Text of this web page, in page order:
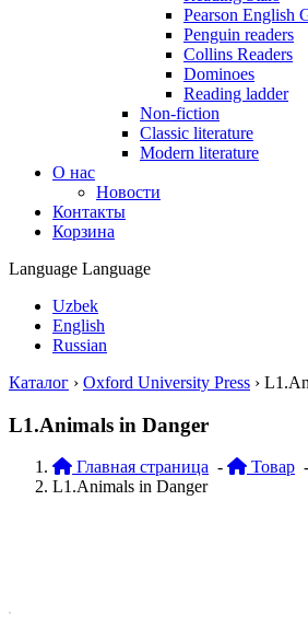
Pearson English
Penguin readers
Collins Readers
Dominoes
Reading ladder
Non-fiction
Classic literature
Modern literature
О нас
Новости
Контакты
Корзина
Language Language
Uzbek
English
Russian
Каталог › Oxford University Press ›
L1.Animals in Danger
Главная страница - Товар -
L1.Animals in Danger